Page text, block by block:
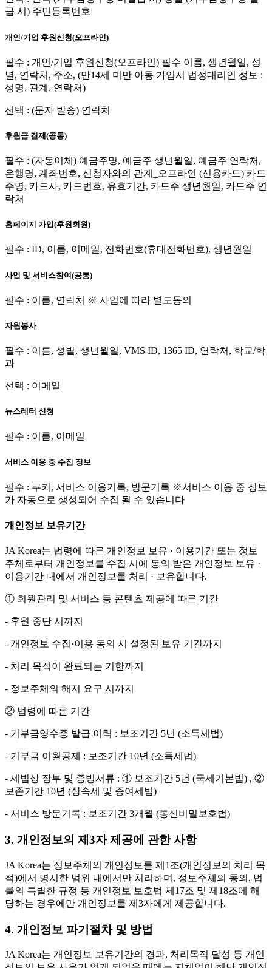
급 시) 주민등록번호
개인/기업 후원신청(오프라인)
필수 : 개인/기업 후원신청(오프라인) 필수 이름, 생년월일, 성
별, 연락처, 주소, (만14세 미만 아동 가입시 법정대리인 정보 :
성명, 관계, 연락처)
선택 : (문자 발송) 연락처
후원금 결제(공통)
필수 : (자동이체) 예금주명, 예금주 생년월일, 예금주 연락처,
은행명, 계좌번호, 신청자와의 관계_오프라인 (신용카드) 카드
주명, 카드사, 카드번호, 유효기간, 카드주 생년월일, 카드주 연
락처
홈페이지 가입(후원회원)
필수 : ID, 이름, 이메일, 전화번호(휴대전화번호), 생년월일
사업 및 서비스참여(공통)
필수 : 이름, 연락처 ※ 사업에 따라 별도동의
자원봉사
필수 : 이름, 성별, 생년월일, VMS ID, 1365 ID, 연락처, 학교/학
과
선택 : 이메일
뉴스레터 신청
필수 : 이름, 이메일
서비스 이용 중 수집 정보
필수 : 쿠키, 서비스 이용기록, 방문기록 ※서비스 이용 중 정보
가 자동으로 생성되어 수집 될 수 있습니다
개인정보 보유기간
JA Korea는 법령에 따른 개인정보 보유 · 이용기간 또는 정보
주체로부터 개인정보를 수집 시에 동의 받은 개인정보 보유 ·
이용기간 내에서 개인정보를 처리 · 보유합니다.
① 회원관리 및 서비스 등 콘텐츠 제공에 따른 기간
- 후원 중단 시까지
- 개인정보 수집·이용 동의 시 설정된 보유 기간까지
- 처리 목적이 완료되는 기한까지
- 정보주체의 해지 요구 시까지
② 법령에 따른 기간
- 기부금영수증 발급 이력 : 보조기간 5년 (소득세법)
- 기부금 이월공제 : 보조기간 10년 (소득세법)
- 세법상 장부 및 증빙서류 : ① 보조기간 5년 (국세기본법) , ②
보존기간 10년 (상속세 및 증여세법)
- 서비스 방문기록 : 보조기간 3개월 (통신비밀보호법)
3. 개인정보의 제3자 제공에 관한 사항
JA Korea는 정보주체의 개인정보를 제1조(개인정보의 처리 목
적)에서 명시한 범위 내에서만 처리하며, 정보주체의 동의, 법
률의 특별한 규정 등 개인정보 보호법 제17조 및 제18조에 해
당하는 경우에만 개인정보를 제3자에게 제공합니다.
4. 개인정보 파기절차 및 방법
JA Korea는 개인정보 보유기간의 경과, 처리목적 달성 등 개인